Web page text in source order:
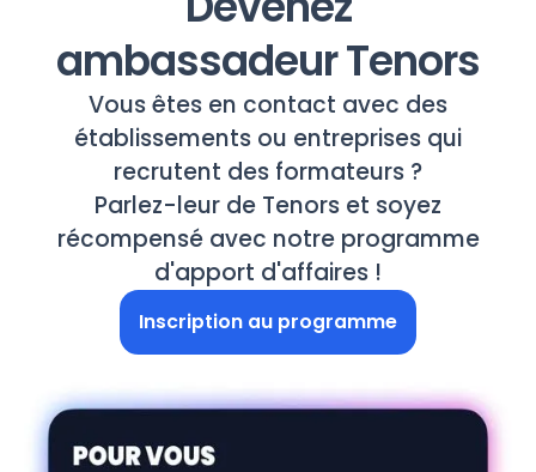
ambassadeur Tenors
Vous êtes en contact avec des
établissements ou entreprises qui
recrutent des formateurs ?
Parlez-leur de Tenors et soyez
récompensé avec notre programme
d'apport d'affaires !
Inscription au programme